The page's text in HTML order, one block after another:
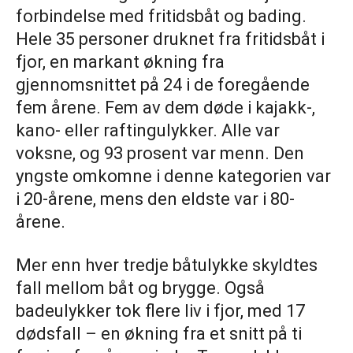
forbindelse med fritidsbåt og bading.
Hele 35 personer druknet fra fritidsbåt i
fjor, en markant økning fra
gjennomsnittet på 24 i de foregående
fem årene. Fem av dem døde i kajakk-,
kano- eller raftingulykker. Alle var
voksne, og 93 prosent var menn. Den
yngste omkomne i denne kategorien var
i 20-årene, mens den eldste var i 80-
årene.
Mer enn hver tredje båtulykke skyldtes
fall mellom båt og brygge. Også
badeulykker tok flere liv i fjor, med 17
dødsfall – en økning fra et snitt på ti